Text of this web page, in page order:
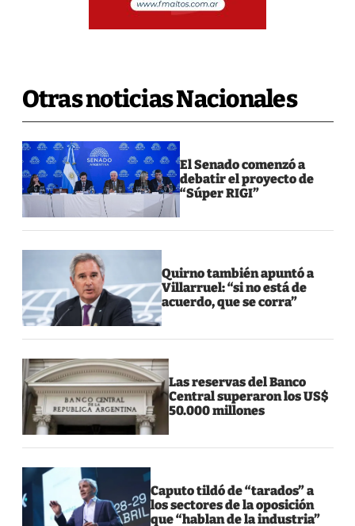
Otras noticias Nacionales
El Senado comenzó a
debatir el proyecto de
“Súper RIGI”
Quirno también apuntó a
Villarruel: “si no está de
acuerdo, que se corra”
Las reservas del Banco
Central superaron los US$
50.000 millones
Caputo tildó de “tarados” a
los sectores de la oposición
que “hablan de la industria”